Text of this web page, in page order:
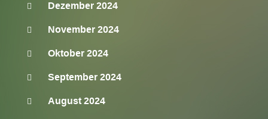
Dezember 2024
November 2024
Oktober 2024
September 2024
August 2024